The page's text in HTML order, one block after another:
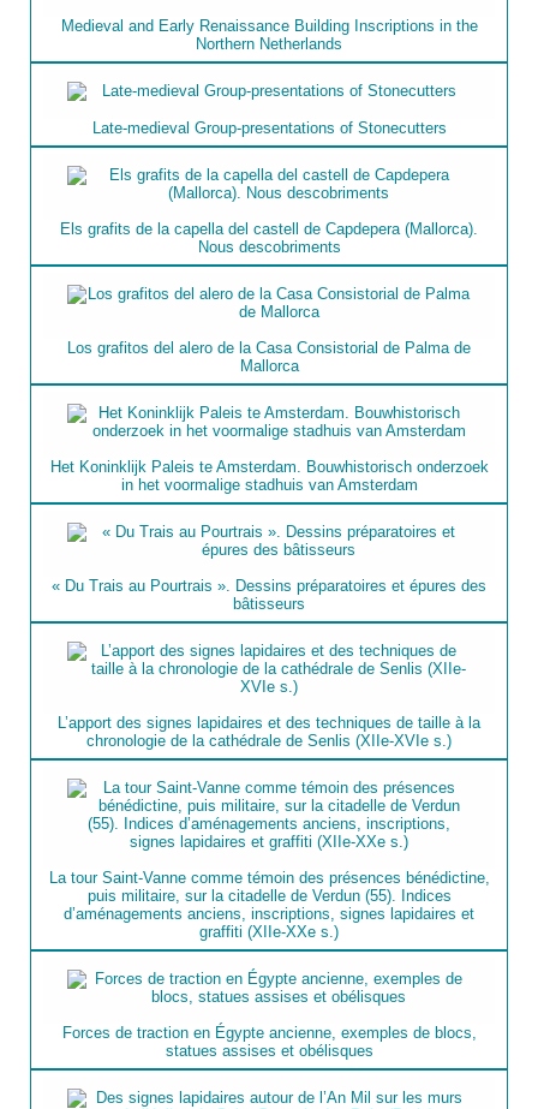
Medieval and Early Renaissance Building Inscriptions in the
Northern Netherlands
Late-medieval Group-presentations of Stonecutters
Els grafits de la capella del castell de Capdepera (Mallorca).
Nous descobriments
Los grafitos del alero de la Casa Consistorial de Palma de
Mallorca
Het Koninklijk Paleis te Amsterdam. Bouwhistorisch onderzoek
in het voormalige stadhuis van Amsterdam
« Du Trais au Pourtrais ». Dessins préparatoires et épures des
bâtisseurs
L’apport des signes lapidaires et des techniques de taille à la
chronologie de la cathédrale de Senlis (XIIe-XVIe s.)
La tour Saint-Vanne comme témoin des présences bénédictine,
puis militaire, sur la citadelle de Verdun (55). Indices
d’aménagements anciens, inscriptions, signes lapidaires et
graffiti (XIIe-XXe s.)
Forces de traction en Égypte ancienne, exemples de blocs,
statues assises et obélisques